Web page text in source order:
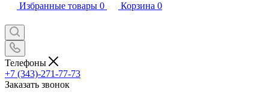
Избранные товары 0 Корзина 0
Телефоны
+7 (343)-271-77-73
Заказать звонок